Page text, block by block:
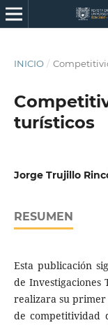
INICIO /
turísticos
Jorge Trujillo
RESUMEN
Esta publicación
de Investigaciones
realizara su primer
de competitividad